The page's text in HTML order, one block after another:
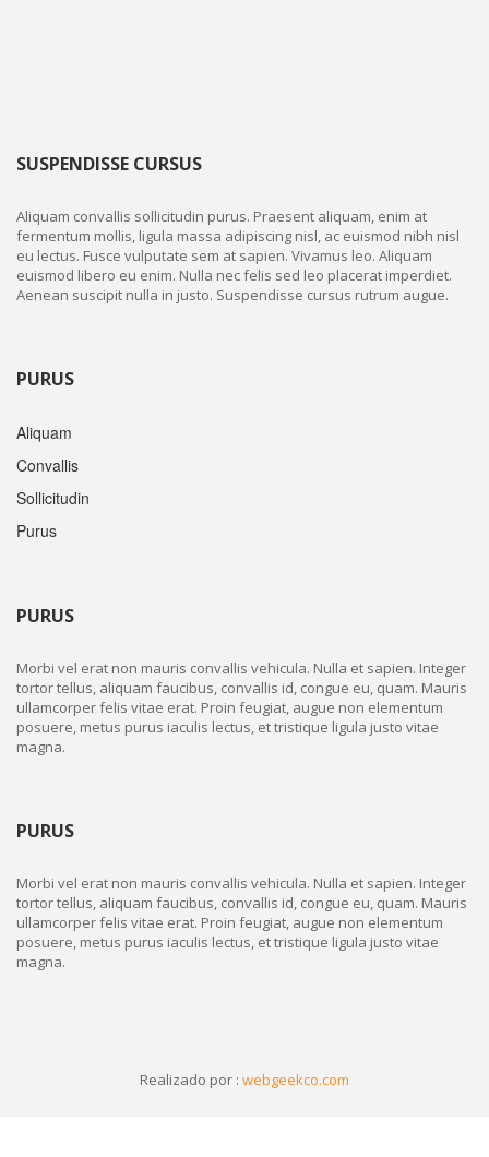
SUSPENDISSE CURSUS
Aliquam convallis sollicitudin purus. Praesent aliquam, enim at
fermentum mollis, ligula massa adipiscing nisl, ac euismod nibh nisl
eu lectus. Fusce vulputate sem at sapien. Vivamus leo. Aliquam
euismod libero eu enim. Nulla nec felis sed leo placerat imperdiet.
Aenean suscipit nulla in justo. Suspendisse cursus rutrum augue.
PURUS
Aliquam
Convallis
Sollicitudin
Purus
PURUS
Morbi vel erat non mauris convallis vehicula. Nulla et sapien. Integer
tortor tellus, aliquam faucibus, convallis id, congue eu, quam. Mauris
ullamcorper felis vitae erat. Proin feugiat, augue non elementum
posuere, metus purus iaculis lectus, et tristique ligula justo vitae
magna.
PURUS
Morbi vel erat non mauris convallis vehicula. Nulla et sapien. Integer
tortor tellus, aliquam faucibus, convallis id, congue eu, quam. Mauris
ullamcorper felis vitae erat. Proin feugiat, augue non elementum
posuere, metus purus iaculis lectus, et tristique ligula justo vitae
magna.
Realizado por : webgeekco.com